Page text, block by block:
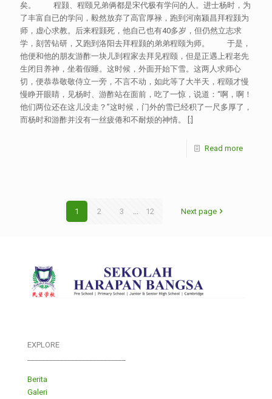
矣。 程颢、程颐兄弟俩都是宋代极有学问的人。进士杨时，为
了丰富自已的学问，毅然放弃了高官厚禄，跑到河南颍昌拜程颢为
师，虚心求教。后来程颢死，他自己也有40多岁，但仍然立志求
学，刻苦钻研，又跑到洛阳去拜程颢的弟弟程颐为师。 于是，
他便和他的朋友游酢一块儿到程家去拜见程颐，但是正遇上程老先
生闭目养神，坐着假睡。这时候，外面开始下雪。这两人求师心
切，便恭恭敬敬侍立一旁，不言不动，如此等了大半天，程颐才慢
慢睁开眼睛，见杨时、游酢站在面前，吃了一惊，说道：“啊，啊！
他们两位还在这儿没走？”这时候，门外的雪已经积了一尺多厚了，
而杨时和游酢并没有一丝疲倦和不耐烦的神情。 [:]
Read more
1 2 3 ... 12 Next page
EXPLORE
Berita
Galeri